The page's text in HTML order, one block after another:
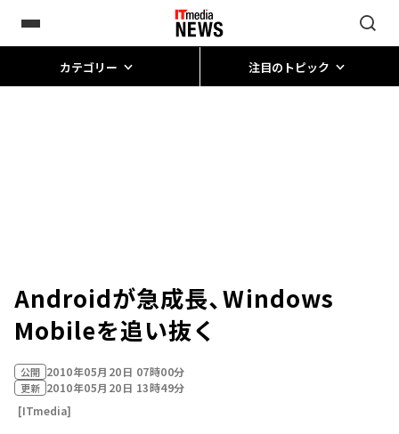
カテゴリー 注目のトピック
Androidが急成長、Windows
Mobileを追い抜く
公開 2010年05月20日 07時00分
更新 2010年05月20日 13時49分
[ITmedia]